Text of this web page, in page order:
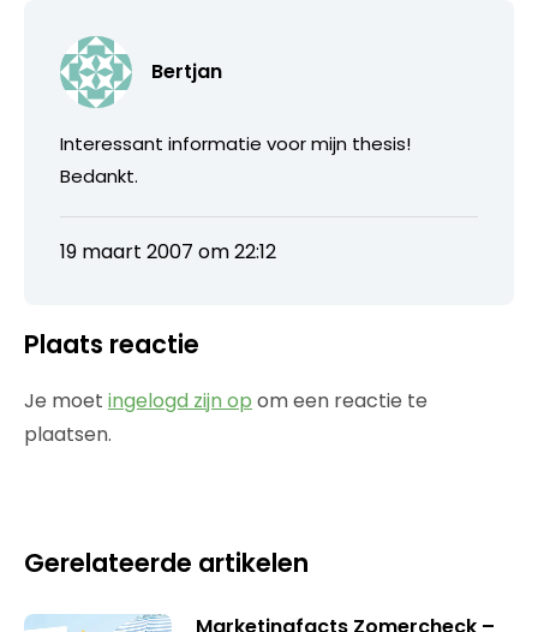
Bertjan
Interessant informatie voor mijn thesis!
Bedankt.
19 maart 2007 om 22:12
Plaats reactie
Je moet ingelogd zijn op om een reactie te
plaatsen.
Gerelateerde artikelen
Marketingfacts Zomercheck –